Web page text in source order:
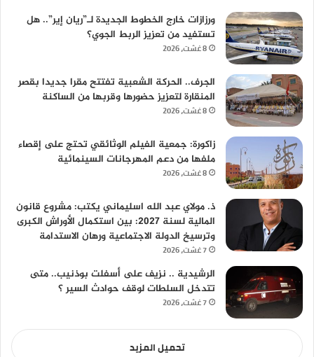
ورزازات خارج الخطوط الجديدة لـ”ريان إير”.. هل
تستفيد من تعزيز الربط الجوي؟
8 غشت، 2026
الجرف.. الحركة الشعبية تفتتح مقرا جديدا بقصر
المنقارة لتعزيز حضورها وقربها من الساكنة
8 غشت، 2026
زاكورة: جمعية الفيلم الوثائقي تحتج على إقصاء
ملفها من دعم المهرجانات السينمائية
8 غشت، 2026
ذ. مولاي عبد الله اسليماني يكتب: مشروع قانون
المالية لسنة 2027: بين استكمال الأوراش الكبرى
وترسيخ الدولة الاجتماعية ورهان الاستدامة
7 غشت، 2026
الرشيدية .. نزيف على أسفلت بوذنيب.. متى
تتدخل السلطات لوقف حوادث السير ؟
7 غشت، 2026
تحميل المزيد